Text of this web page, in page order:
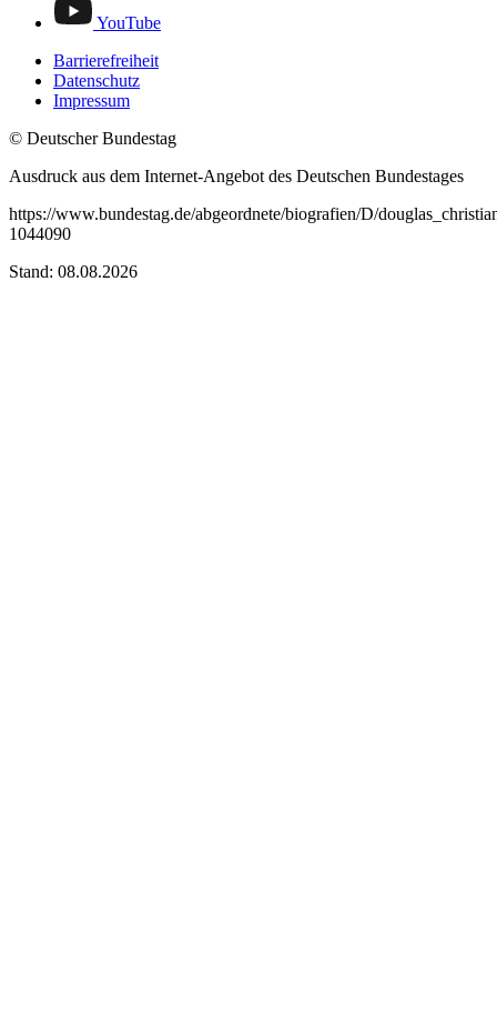
YouTube
Barrierefreiheit
Datenschutz
Impressum
© Deutscher Bundestag
Ausdruck aus dem Internet-Angebot des Deutschen Bundestages
https://www.bundestag.de/abgeordnete/biografien/D/
1044090
Stand: 08.08.2026